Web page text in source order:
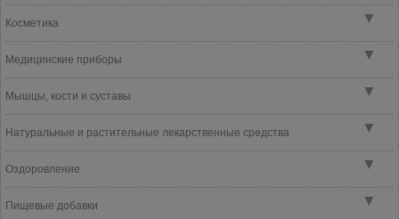
▼
Косметика
▼
Медицинские приборы
▼
Мышцы, кости и суставы
▼
Натуральные и растительные лекарственные средства
▼
Оздоровление
▼
Пищевые добавки